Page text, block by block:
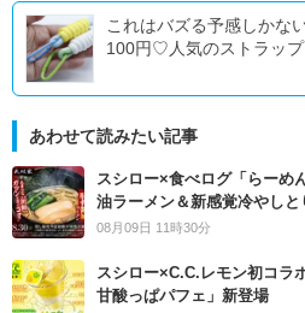
これはバズる予感しかな
100円♡人気のストラッ
あわせて読みたい記事
スシロー×食べログ「らーめ
油ラーメン＆新感覚冷やし
08月09日 11時30分
スシロー×C.C.レモン初コラ
甘酸っぱパフェ」新登場